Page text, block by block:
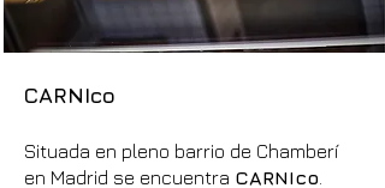
CARNIco
Situada en pleno barrio de Chamberí
en Madrid se encuentra CARNIco